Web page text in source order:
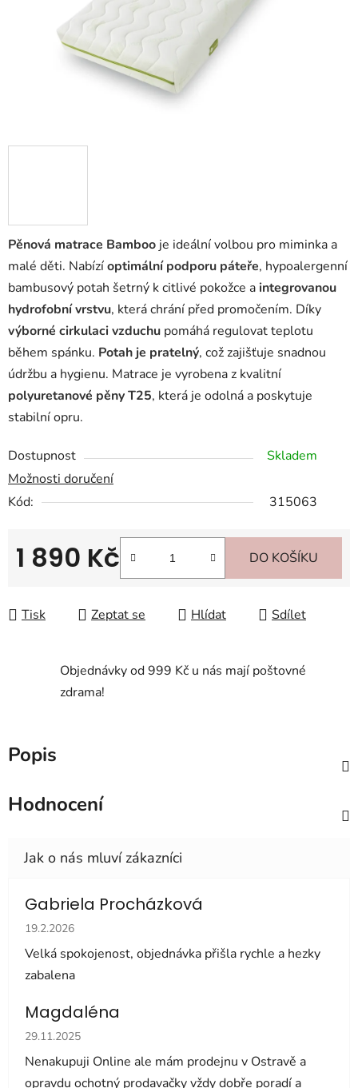
Pěnová matrace Bamboo je ideální volbou pro miminka a
malé děti. Nabízíoptimální podporu páteře, hypoalergenní
bambusový potah šetrný k citlivé pokožce a integrovanou
hydrofobní vrstvu, která chrání před promočením. Díky
výborné cirkulaci vzduchu pomáhá regulovat teplotu
během spánku. Potah je pratelný, což zajišťuje snadnou
údržbu a hygienu. Matrace je vyrobena z kvalitní
polyuretanové pěny T25, která je odolná a poskytuje
stabilní opru.
Dostupnost
Skladem
Možnosti doručení
Kód:
315063
1 890 Kč DO KOŠÍKU
Tisk Zeptat se Hlídat Sdílet
Objednávky od 999 Kč u nás mají poštovné
zdrama!
Popis
Hodnocení
Gabriela Procházková
Hodnocení obchodu je 5 z 5 hvězdiček.
19.2.2026
Velká spokojenost, objednávka přišla rychle a hezky
zabalena
Magdaléna
Hodnocení obchodu je 5 z 5 hvězdiček.
29.11.2025
Nenakupuji Online ale mám prodejnu v Ostravě a
opravdu ochotný prodavačky vždy dobře poradí a